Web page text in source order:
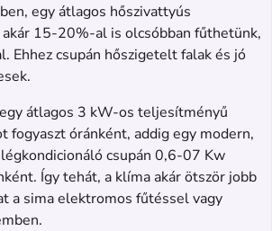
egy átlagos hőszivattyús
15-20%-al is olcsóbban fűthetünk,
Ehhez csupán hőszigetelt falak és jó
átlagos 3 kW-os teljesítményű
fogyaszt óránként, addig egy modern,
csupán 0,6-07 Kw
Így tehát, a klíma akár ötször jobb
a sima elektromos fűtéssel vagy